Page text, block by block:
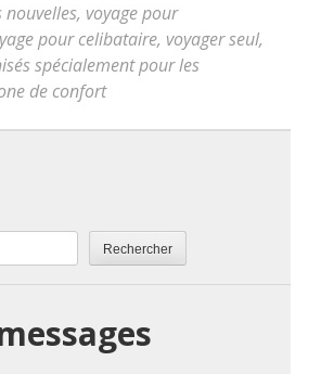
nouvelles, voyage pour
pour celibataire, voyager seul,
spécialement pour les
de confort
Rechercher